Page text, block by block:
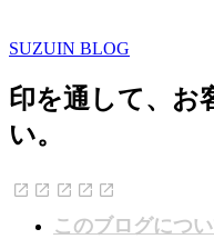
SUZUIN BLOG
印を通して、お
い。
このブログにつ